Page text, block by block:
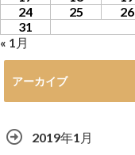
24
25 26
31
« 1月
アーカイブ
2019年1月